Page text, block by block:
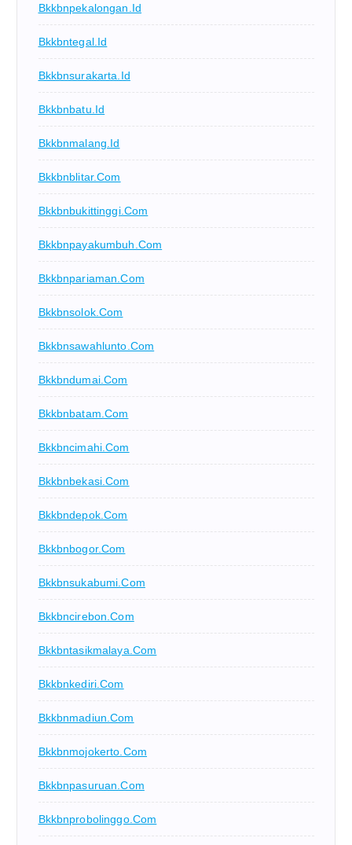
Bkkbnpekalongan.id
Bkkbntegal.id
Bkkbnsurakarta.id
Bkkbnbatu.id
Bkkbnmalang.id
Bkkbnblitar.com
Bkkbnbukittinggi.com
Bkkbnpayakumbuh.com
Bkkbnpariaman.com
Bkkbnsolok.com
Bkkbnsawahlunto.com
Bkkbndumai.com
Bkkbnbatam.com
Bkkbncimahi.com
Bkkbnbekasi.com
Bkkbndepok.com
Bkkbnbogor.com
Bkkbnsukabumi.com
Bkkbncirebon.com
Bkkbntasikmalaya.com
Bkkbnkediri.com
Bkkbnmadiun.com
Bkkbnmojokerto.com
Bkkbnpasuruan.com
Bkkbnprobolinggo.com